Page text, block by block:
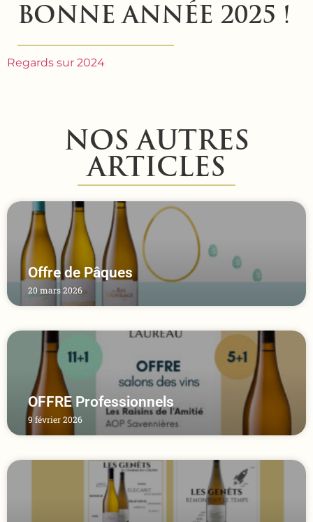
BONNE ANNÉE 2025 !
Regards sur 2024
NOS AUTRES
ARTICLES
Offre de Pâques
20 mars 2026
OFFRE Professionnels
9 février 2026